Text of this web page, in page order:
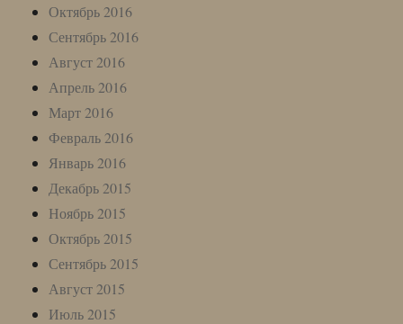
Октябрь 2016
Сентябрь 2016
Август 2016
Апрель 2016
Март 2016
Февраль 2016
Январь 2016
Декабрь 2015
Ноябрь 2015
Октябрь 2015
Сентябрь 2015
Август 2015
Июль 2015